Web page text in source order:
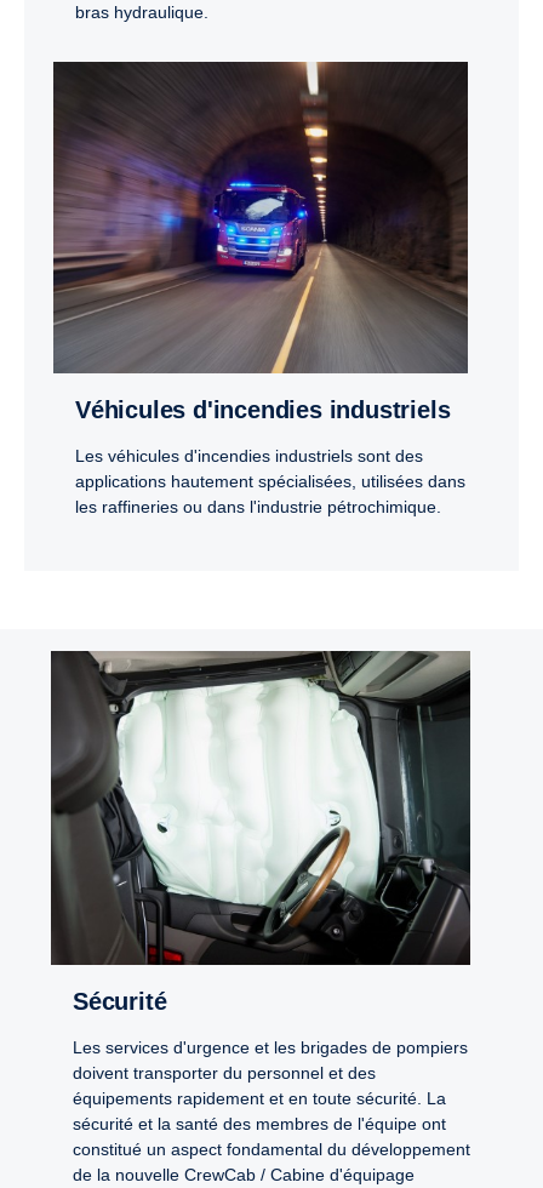
bras hydraulique.
Véhicules d'incendies industriels
Les véhicules d'incendies industriels sont des
applications hautement spécialisées, utilisées dans
les raffineries ou dans l'industrie pétrochimique.
Sécurité
Les services d'urgence et les brigades de pompiers
doivent transporter du personnel et des
équipements rapidement et en toute sécurité. La
sécurité et la santé des membres de l'équipe ont
constitué un aspect fondamental du développement
de la nouvelle CrewCab / Cabine d'équipage